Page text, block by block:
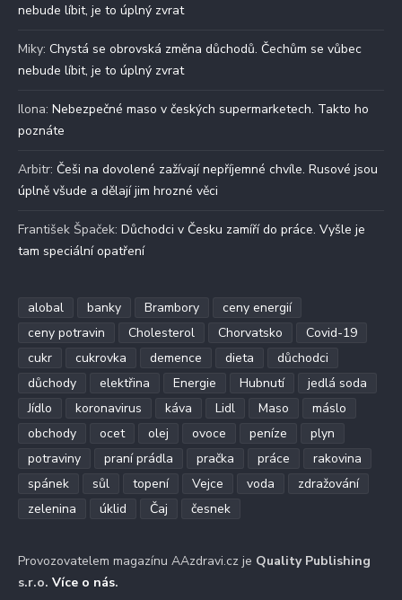
nebude líbit, je to úplný zvrat
Miky: Chystá se obrovská změna důchodů. Čechům se vůbec
nebude líbit, je to úplný zvrat
Ilona: Nebezpečné maso v českých supermarketech. Takto ho
poznáte
Arbitr: Češi na dovolené zažívají nepříjemné chvíle. Rusové jsou
úplně všude a dělají jim hrozné věci
František Špaček: Důchodci v Česku zamíří do práce. Vyšle je
tam speciální opatření
alobal banky Brambory
ceny energií
ceny potravin
Cholesterol Chorvatsko
Covid-19
cukr
cukrovka demence dieta
důchodci
důchody
elektřina Energie Hubnutí
jedlá soda
Jídlo
koronavirus káva Lidl Maso
máslo
obchody
ocet olej ovoce peníze
plyn
potraviny
praní prádla pračka práce
rakovina
spánek
sůl topení Vejce voda
zdražování
zelenina
úklid Čaj česnek
Provozovatelem magazínu AAzdravi.cz je Quality Publishing
s.r.o. Více o nás.